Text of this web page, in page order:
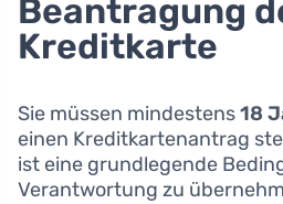
Beantragung
Kreditkarte
Sie müssen mindestens18
einen Kreditkartenantrag
ist eine grundlegende
Verantwortung zu